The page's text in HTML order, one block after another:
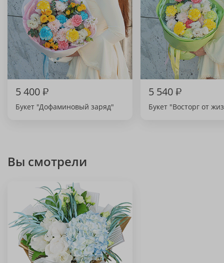
5 400₽
Букет "Дофаминовый заряд"
5 540₽
Букет "Восторг от
Вы смотрели